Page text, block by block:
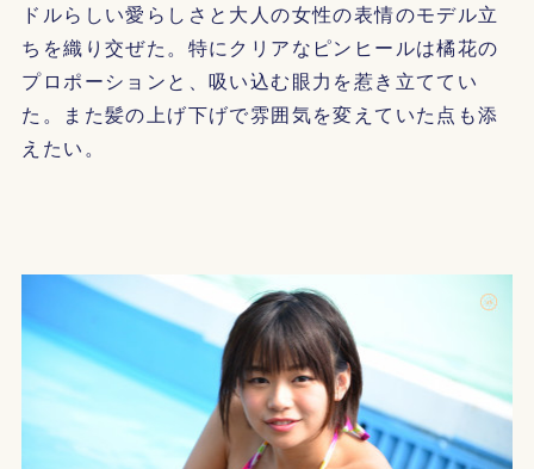
ドルらしい愛らしさと大人の女性の表情のモデル立
ちを織り交ぜた。特にクリアなピンヒールは橘花の
プロポーションと、吸い込む眼力を惹き立ててい
た。また髪の上げ下げで雰囲気を変えていた点も添
えたい。